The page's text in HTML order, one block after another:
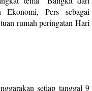
Ekonomi, Pers sebagai
rumah peringatan Hari
setiap tanggal 9